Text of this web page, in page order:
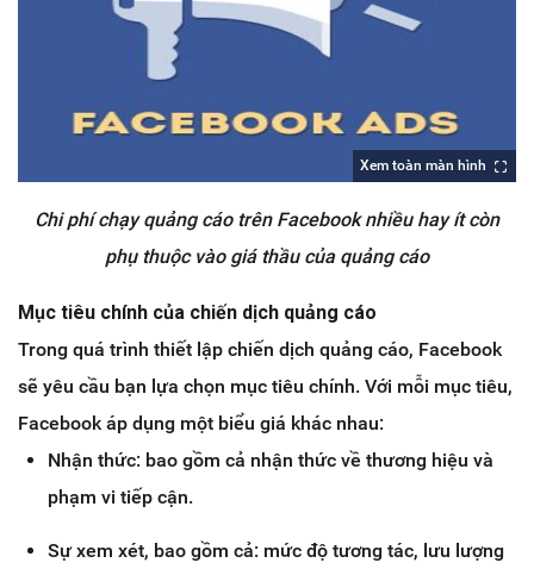
Xem toàn màn hình
Chi phí chạy quảng cáo trên Facebook nhiều hay ít còn
phụ thuộc vào giá thầu của quảng cáo
Mục tiêu chính của chiến dịch quảng cáo
Trong quá trình thiết lập chiến dịch quảng cáo, Facebook
sẽ yêu cầu bạn lựa chọn mục tiêu chính. Với mỗi mục tiêu,
Facebook áp dụng một biểu giá khác nhau:
Nhận thức: bao gồm cả nhận thức về thương hiệu và
phạm vi tiếp cận.
Sự xem xét, bao gồm cả: mức độ tương tác, lưu lượng